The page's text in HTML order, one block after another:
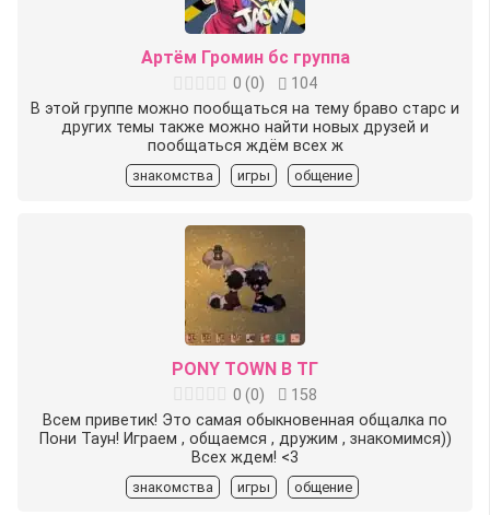
Артём Громин бс группа
0 (0)
104
В этой группе можно пообщаться на тему браво старс и
других темы также можно найти новых друзей и
пообщаться ждём всех ж
знакомства игры общение
PONY TOWN В ТГ
0 (0)
158
Всем приветик! Это самая обыкновенная общалка по
Пони Таун! Играем , общаемся , дружим , знакомимся))
Всех ждем! <3
знакомства игры общение